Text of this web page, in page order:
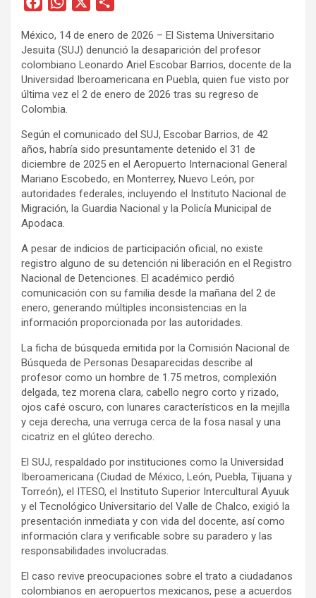
c
e
b
o
o
k
a
t
s
A
p
p
m
p
a
r
i
r
México, 14 de enero de 2026 – El Sistema Universitario
Jesuita (SUJ) denunció la desaparición del profesor
colombiano Leonardo Ariel Escobar Barrios, docente de la
Universidad Iberoamericana en Puebla, quien fue visto por
última vez el 2 de enero de 2026 tras su regreso de
Colombia.
Según el comunicado del SUJ, Escobar Barrios, de 42
años, habría sido presuntamente detenido el 31 de
diciembre de 2025 en el Aeropuerto Internacional General
Mariano Escobedo, en Monterrey, Nuevo León, por
autoridades federales, incluyendo el Instituto Nacional de
Migración, la Guardia Nacional y la Policía Municipal de
Apodaca.
A pesar de indicios de participación oficial, no existe
registro alguno de su detención ni liberación en el Registro
Nacional de Detenciones. El académico perdió
comunicación con su familia desde la mañana del 2 de
enero, generando múltiples inconsistencias en la
información proporcionada por las autoridades.
La ficha de búsqueda emitida por la Comisión Nacional de
Búsqueda de Personas Desaparecidas describe al
profesor como un hombre de 1.75 metros, complexión
delgada, tez morena clara, cabello negro corto y rizado,
ojos café oscuro, con lunares característicos en la mejilla
y ceja derecha, una verruga cerca de la fosa nasal y una
cicatriz en el glúteo derecho.
El SUJ, respaldado por instituciones como la Universidad
Iberoamericana (Ciudad de México, León, Puebla, Tijuana y
Torreón), el ITESO, el Instituto Superior Intercultural Ayuuk
y el Tecnológico Universitario del Valle de Chalco, exigió la
presentación inmediata y con vida del docente, así como
información clara y verificable sobre su paradero y las
responsabilidades involucradas.
El caso revive preocupaciones sobre el trato a ciudadanos
colombianos en aeropuertos mexicanos, pese a acuerdos